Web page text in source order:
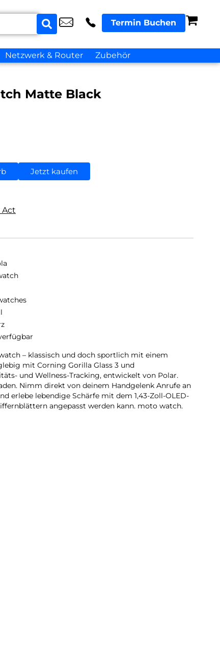
Termin Buchen
Netzwerk & Router Zubehör
Matte Black
Jetzt kaufen
Act
– klassisch und doch sportlich mit einem
mit Corning Gorilla Glass 3 und
und Wellness-Tracking, entwickelt von Polar.
Nimm direkt von deinem Handgelenk Anrufe an
erlebe lebendige Schärfe mit dem 1,43-Zoll-OLED-
angepasst werden kann. moto watch.